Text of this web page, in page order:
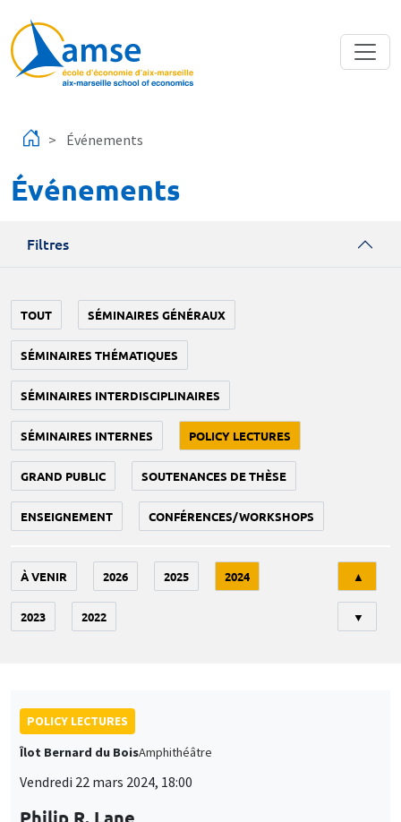
Événements
Événements
Filtres
TOUT SÉMINAIRES GÉNÉRAUX
SÉMINAIRES THÉMATIQUES
SÉMINAIRES INTERDISCIPLINAIRES
SÉMINAIRES INTERNES POLICY LECTURES
GRAND PUBLIC SOUTENANCES DE THÈSE
ENSEIGNEMENT CONFÉRENCES/WORKSHOPS
À VENIR 2026 2025 2024
2023 2022
▲
▼
POLICY LECTURES
Îlot Bernard du BoisAmphithéâtre
Vendredi 22 mars 2024, 18:00